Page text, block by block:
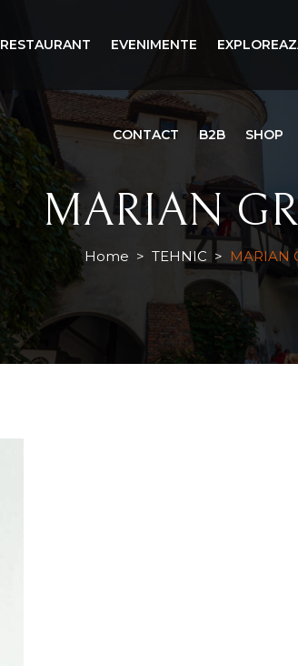
RESTAURANT EVENIMENTE
CONTACT B2B SHOP
MARIAN
Home > TEHNIC > MARIAN